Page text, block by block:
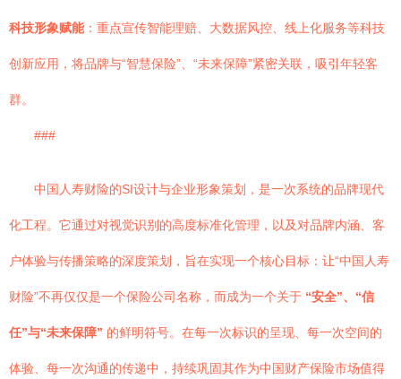
科技形象赋能：重点宣传智能理赔、大数据风控、线上化服务等科技
创新应用，将品牌与“智慧保险”、“未来保障”紧密关联，吸引年轻客
群。
###
中国人寿财险的SI设计与企业形象策划，是一次系统的品牌现代
化工程。它通过对视觉识别的高度标准化管理，以及对品牌内涵、客
户体验与传播策略的深度策划，旨在实现一个核心目标：让“中国人寿
财险”不再仅仅是一个保险公司名称，而成为一个关于 “安全”、“信
任”与“未来保障” 的鲜明符号。在每一次标识的呈现、每一次空间的
体验、每一次沟通的传递中，持续巩固其作为中国财产保险市场值得